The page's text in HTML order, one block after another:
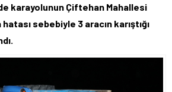
karayolunun Çiftehan Mahallesi
sebebiyle 3 aracın karıştığı